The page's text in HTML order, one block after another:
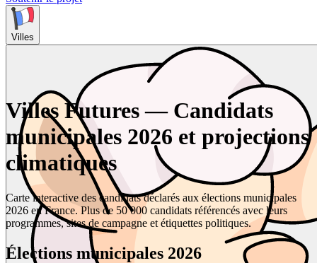
Villes
Villes Futures — Candidats
municipales 2026 et projections
climatiques
Carte interactive des candidats déclarés aux élections municipales
2026 en France. Plus de 50 000 candidats référencés avec leurs
programmes, sites de campagne et étiquettes politiques.
Élections municipales 2026